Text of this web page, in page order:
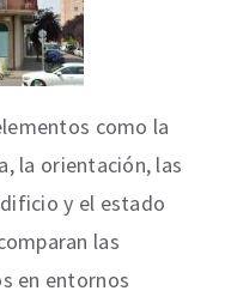
como la
la orientación, las
y el estado
las
en entornos